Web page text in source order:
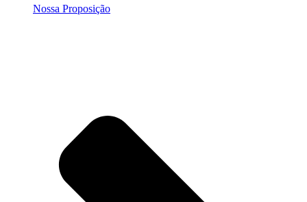
Nossa Proposição